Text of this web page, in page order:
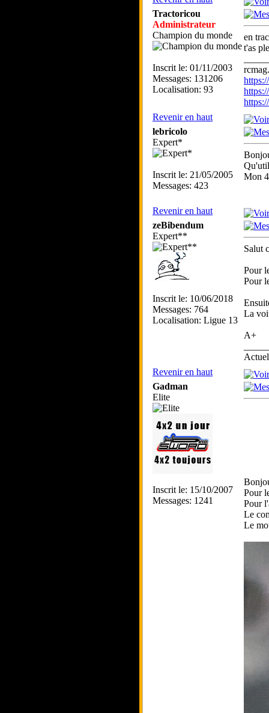
Tractoricou
Administrateur
Champion du monde
Inscrit le: 01/11/2003
Messages: 131206
Localisation: 93
en
t'as
Revenir en haut
lebricolo
Expert*
Inscrit le: 21/05/2005
Messages: 423
Mon
Revenir en haut
zeBibendum
Expert**
Inscrit le: 10/06/2018
Messages: 764
Localisation: Ligue 13
Salut
Pour
Pour
La
A+
Revenir en haut
Gadman
Elite
Inscrit le: 15/10/2007
Messages: 1241
Pour
Pour
Le
Le